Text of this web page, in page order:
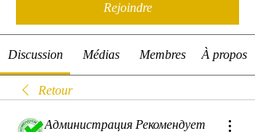
Rejoindre
Discussion Médias Membres À propos
Retour
Администрация Рекомендует